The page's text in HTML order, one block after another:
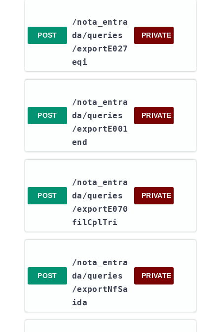
POST
/nota_entra
da​/queries​
/exportE027
eqi
PRIVATE
POST
/nota_entra
da​/queries​
/exportE001
end
PRIVATE
POST
/nota_entra
da​/queries​
/exportE070
filCplTri
PRIVATE
POST
/nota_entra
da​/queries​
/exportNfSa
ida
PRIVATE